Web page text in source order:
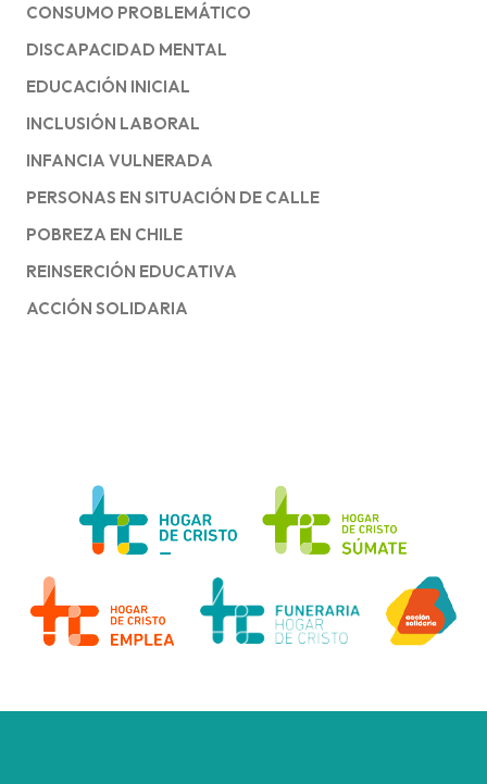
CONSUMO PROBLEMÁTICO
DISCAPACIDAD MENTAL
EDUCACIÓN INICIAL
INCLUSIÓN LABORAL
INFANCIA VULNERADA
PERSONAS EN SITUACIÓN DE CALLE
POBREZA EN CHILE
REINSERCIÓN EDUCATIVA
ACCIÓN SOLIDARIA